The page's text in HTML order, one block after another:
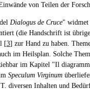
von Teilen der
Dialogus de Cruce" widmet
(die Handschrift ist
[3] zur Hand zu haben.
im Heilsplan. Solche
im Kapitel "Il
Speculum Virginum
diversen Inhalten und